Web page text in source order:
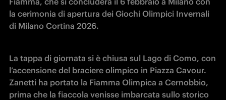
la cerimonia di apertura dei Giochi Olimpici Invernali
di Milano Cortina 2026.
La tappa di giornata si è chiusa sul Lago di Como, con
l’accensione del braciere olimpico in Piazza Cavour.
Zanetti ha portato la Fiamma Olimpica a Cernobbio,
prima che la fiaccola venisse imbarcata sullo storico